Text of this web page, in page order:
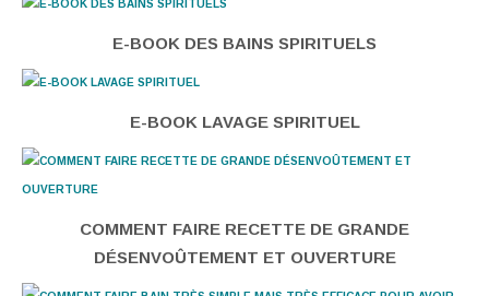
E-BOOK DES BAINS SPIRITUELS
E-BOOK LAVAGE SPIRITUEL
COMMENT FAIRE RECETTE DE GRANDE
DÉSENVOÛTEMENT ET OUVERTURE